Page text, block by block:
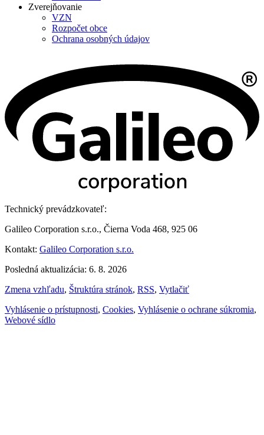
Zverejňovanie
VZN
Rozpočet obce
Ochrana osobných údajov
Technický prevádzkovateľ:
Galileo Corporation s.r.o., Čierna Voda 468, 925 06
Kontakt: Galileo Corporation s.r.o.
Posledná aktualizácia: 6. 8. 2026
Zmena vzhľadu, Štruktúra stránok, RSS, Vytlačiť
Vyhlásenie o prístupnosti, Cookies, Vyhlásenie o ochrane súkromia,
Webové sídlo